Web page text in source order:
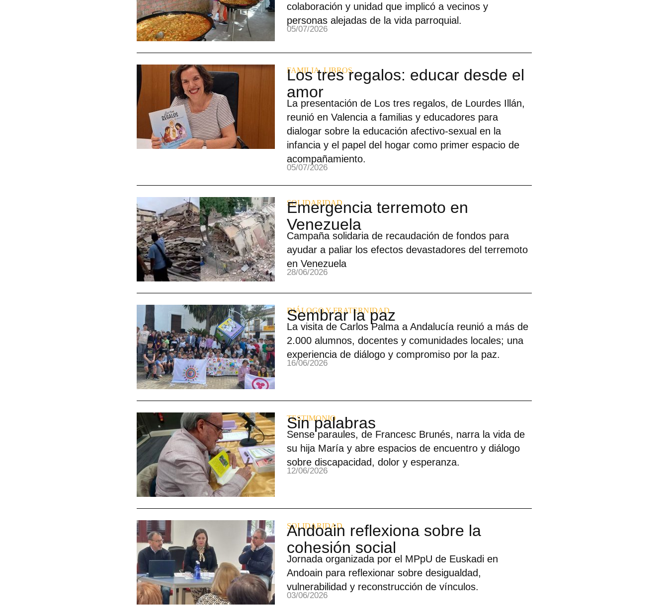
colaboración y unidad que implicó a vecinos y
personas alejadas de la vida parroquial.
05/07/2026
FAMILIA,LIBROS
Los tres regalos: educar desde el
amor
La presentación de Los tres regalos, de Lourdes Illán,
reunió en Valencia a familias y educadores para
dialogar sobre la educación afectivo-sexual en la
infancia y el papel del hogar como primer espacio de
acompañamiento.
05/07/2026
SOLIDARIDAD
Emergencia terremoto en
Venezuela
Campaña solidaria de recaudación de fondos para
ayudar a paliar los efectos devastadores del terremoto
en Venezuela
28/06/2026
DIÁLOGO Y FRATERNIDAD
Sembrar la paz
La visita de Carlos Palma a Andalucía reunió a más de
2.000 alumnos, docentes y comunidades locales; una
experiencia de diálogo y compromiso por la paz.
16/06/2026
TESTIMONIO
Sin palabras
Sense paraules, de Francesc Brunés, narra la vida de
su hija María y abre espacios de encuentro y diálogo
sobre discapacidad, dolor y esperanza.
12/06/2026
SOLIDARIDAD
Andoain reflexiona sobre la
cohesión social
Jornada organizada por el MPpU de Euskadi en
Andoain para reflexionar sobre desigualdad,
vulnerabilidad y reconstrucción de vínculos.
03/06/2026